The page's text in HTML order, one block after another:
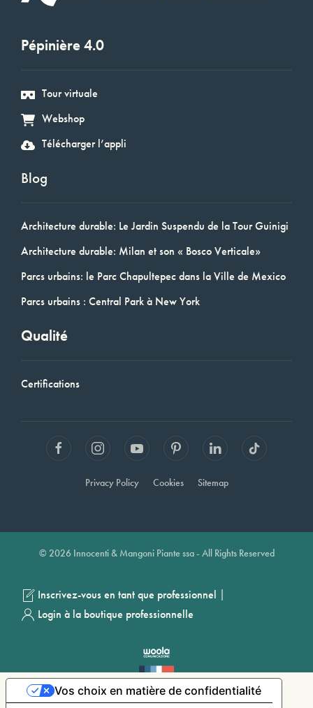
Pépinière 4.0
Tour virtuale
Webshop
Télécharger l’appli
Blog
Architecture durable: Le Jardin Suspendu de la Tour Guinigi
Architecture durable: Milan et son « Bosco Verticale»
Parcs urbains: le Parc Chapultepec dans la Ville de Mexico
Parcs urbains : Central Park à New York
Qualité
Certifications
Privacy Policy Cookies Sitemap
© 2026 Innocenti & Mangoni Piante ssa - All Rights Reserved
Inscrivez-vous en tant que professionnel |
Login à la boutique professionnelle
Vos choix en matière de confidentialité